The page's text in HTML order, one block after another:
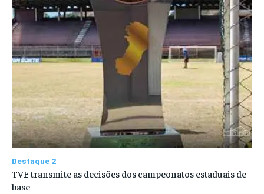
Destaque 2
TVE transmite as decisões dos campeonatos estaduais de
base